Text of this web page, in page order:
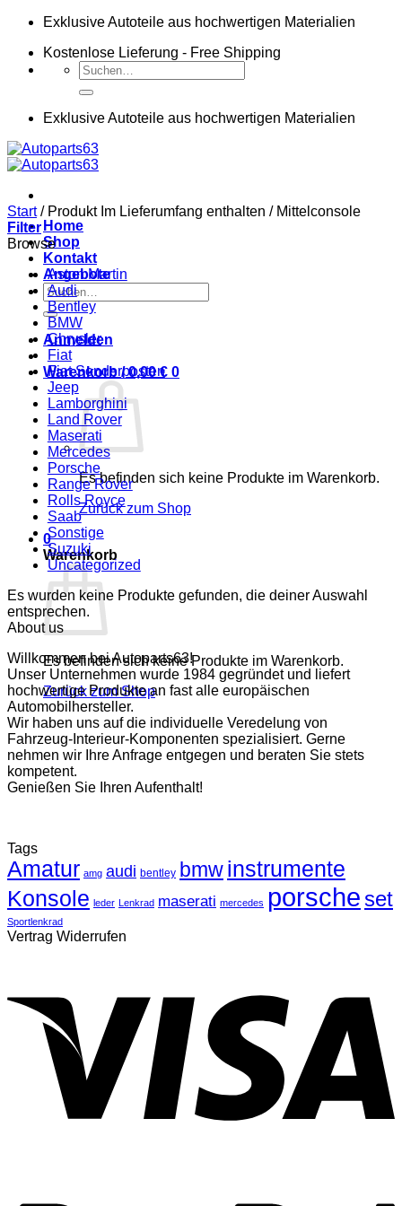
Zum
springen
Exklusive Autoteile aus hochwertigen Materialien
Kostenlose Lieferung - Free Shipping
Suchen
nach:
Exklusive Autoteile aus hochwertigen Materialien
Home
Shop
Kontakt
Angebote
Suchen
nach:
Anmelden
Warenkorb /0,00€ 0
Es befinden sich keine Produkte im Warenkorb.
Zurück zum Shop
0
Warenkorb
Es befinden sich keine Produkte im Warenkorb.
Zurück zum Shop
Start /Produkt Im Lieferumfang enthalten /Mittelconsole
Filter
Browse
Aston Martin
Audi
Bentley
BMW
Chrysler
Fiat
Fiat Sonderposten
Jeep
Lamborghini
Land Rover
Maserati
Mercedes
Porsche
Range Rover
Rolls Royce
Saab
Sonstige
Suzuki
Uncategorized
Es wurden keine Produkte gefunden, die deiner Auswahl
entsprechen.
About us
Willkommen bei Autoparts63!
Unser Unternehmen wurde 1984 gegründet und liefert
hochwertige Produkte an fast alle europäischen
Automobilhersteller.
Wir haben uns auf die individuelle Veredelung von
Fahrzeug-Interieur-Komponenten spezialisiert. Gerne
nehmen wir Ihre Anfrage entgegen und beraten Sie stets
kompetent.
Genießen Sie Ihren Aufenthalt!
Tags
Amatur amg audi bentley bmwinstrumente
Konsole leder Lenkrad maserati mercedes porsche set
Sportlenkrad
Vertrag Widerrufen